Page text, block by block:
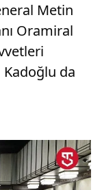
Metin
Oramiral
Kadoğlu da